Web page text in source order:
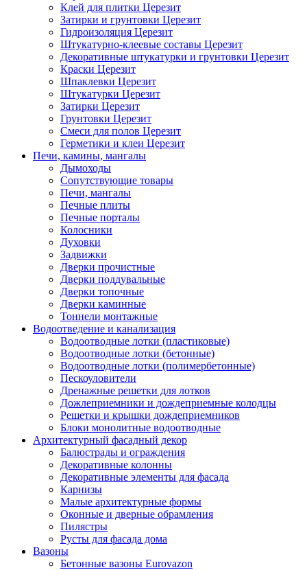
Клей для плитки Церезит
Затирки и грунтовки Церезит
Гидроизоляция Церезит
Штукатурно-клеевые составы Церезит
Декоративные штукатурки и грунтовки Церезит
Краски Церезит
Шпаклевки Церезит
Штукатурки Церезит
Затирки Церезит
Грунтовки Церезит
Смеси для полов Церезит
Герметики и клеи Церезит
Печи, камины, мангалы
Дымоходы
Сопутствующие товары
Печи, мангалы
Печные плиты
Печные порталы
Колосники
Духовки
Задвижки
Дверки прочистные
Дверки поддувальные
Дверки топочные
Дверки каминные
Тоннели монтажные
Водоотведение и канализация
Водоотводные лотки (пластиковые)
Водоотводные лотки (бетонные)
Водоотводные лотки (полимербетонные)
Пескоуловители
Дренажные решетки для лотков
Дожлеприемники и дождеприемные колодцы
Решетки и крышки дождеприемников
Блоки монолитные водоотводные
Архитектурный фасадный декор
Балюстрады и ограждения
Декоративные колонны
Декоративные элементы для фасада
Карнизы
Малые архитектурные формы
Оконные и дверные обрамления
Пилястры
Русты для фасада дома
Вазоны
Бетонные вазоны Eurovazon